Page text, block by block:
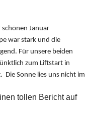
Januar
war stark und die
Für unsere beiden
zum Liftstart in
Sonne lies uns nicht im
tollen Bericht auf